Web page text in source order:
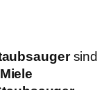
sind
Miele